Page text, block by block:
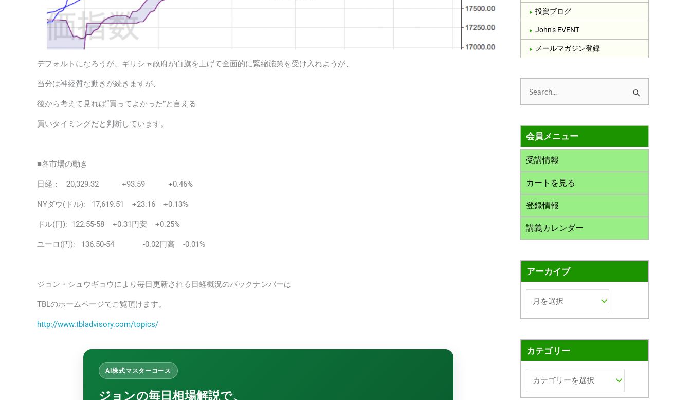
デフォルトになろうが、ギリシャ政府が白旗を上げて全面的に緊縮施策を受け入れようが、
当分は神経質な動きが続きますが、
後から考えて見れば“買ってよかった”と言える
買いタイミングだと判断しています。
■各市場の動き
日経： 20,329.32 +93.59 +0.46%
NYダウ(ドル): 17,619.51 +23.16 +0.13%
ドル(円): 122.55-58 +0.31円安 +0.25%
ユーロ(円): 136.50-54 -0.02円高 -0.01%
ジョン・シュウギョウにより毎日更新される日経概況のバックナンバーは
TBLのホームページでご覧頂けます。
http://www.tbladvisory.com/topics/
AI株式マスターコース
ジョンの毎日相場解説で、
投資ブログ
John’s EVENT
メールマガジン登録
対
象会員メニュー
受講情報
カートを見る
登録情報
講義カレンダー
アーカイブ
カテゴリー